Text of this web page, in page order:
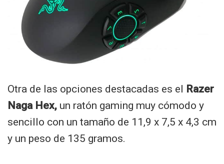
Otra de las opciones destacadas es el Razer
Naga Hex, un ratón gaming muy cómodo y
sencillo con un tamaño de 11,9 x 7,5 x 4,3 cm
y un peso de 135 gramos.